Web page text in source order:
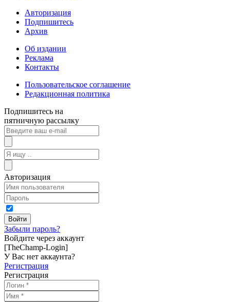
Авторизация
Подпишитесь
Архив
Об издании
Реклама
Контакты
Пользовательское соглашение
Редакционная политика
Подпишитесь на
пятничную рассылку
Авторизация
Забыли пароль?
Войдите через аккаунт
[TheChamp-Login]
У Вас нет аккаунта?
Регистрация
Регистрация